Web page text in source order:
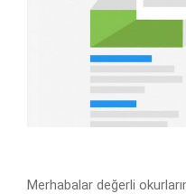
Merhabalar değerli